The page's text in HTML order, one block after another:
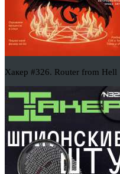
Хакер #326. Router from Hell